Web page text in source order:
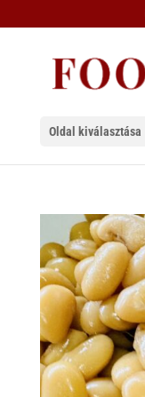
Oldal kiválasztása